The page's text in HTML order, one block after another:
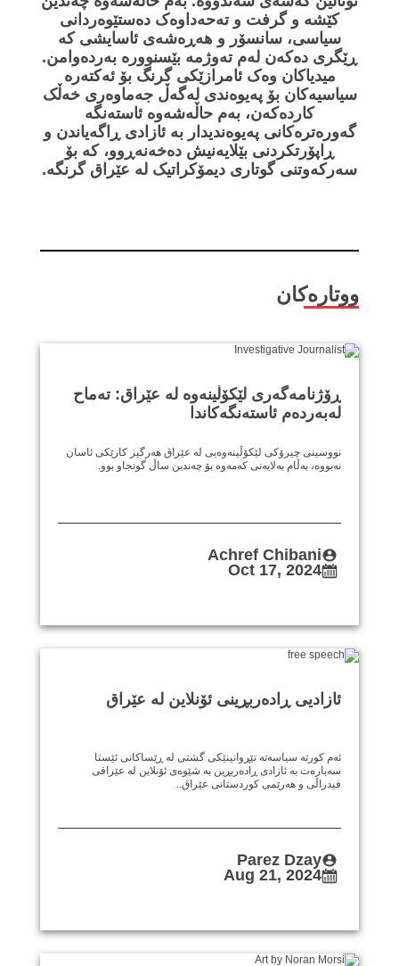
کێشە و گرفت و تەحەداوەک دەستێوەردانی
سیاسی، سانسۆر و هەڕەشەی ئاسایشی کە
ڕێگری دەکەن لەم تەوژمە بێسنوورە بەردەوامن.
میدیاکان وەک ئامرازێکی گرنگ بۆ ئەکتەرە
سیاسیەکان بۆ پەیوەندی لەگەڵ جەماوەری خەڵک
کاردەکەن، بەم حاڵەشەوە ئاستەنگە
گەورەترەکانی پەیوەندیدار بە ئازادی ڕاگەیاندن و
ڕاپۆرتکردنی بێلایەنیش دەخەنەڕوو، کە بۆ
سەرکەوتنی گوتاری دیمۆکراتیک لە عێراق گرنگە.
ووتارەکان
ڕۆژنامەگەری لێکۆڵینەوە لە عێراق: تەماح
لەبەردەم ئاستەنگەکاندا
نووسینی چیرۆکی لێکۆڵینەوەیی لە عێراق هەرگیز کارێکی ئاسان
نەبووە، بەڵام بەلایەنی کەمەوە بۆ چەندین ساڵ گونجاو بوو.
Achref Chibani
Oct 17, 2024
ئازادیی ڕادەربڕینی ئۆنلاین لە عێراق
ئەم کورتە سیاسەتە تێڕوانینێکی گشتی لە ڕێساکانی ئێستا
سەبارەت بە ئازادی ڕادەربڕین بە شێوەی ئۆنلاین لە عێراقی
فیدراڵی و هەرێمی کوردستانی عێراق..
Parez Dzay
Aug 21, 2024